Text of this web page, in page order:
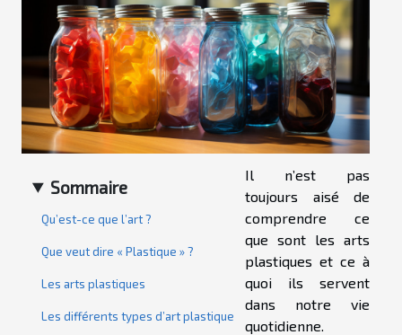
Sommaire
Qu’est-ce que l’art ?
Que veut dire « Plastique » ?
Les arts plastiques
Les différents types d’art plastique
Il n’est pas
toujours aisé de
comprendre ce
que sont les arts
plastiques et ce à
quoi ils servent
dans notre vie
quotidienne.